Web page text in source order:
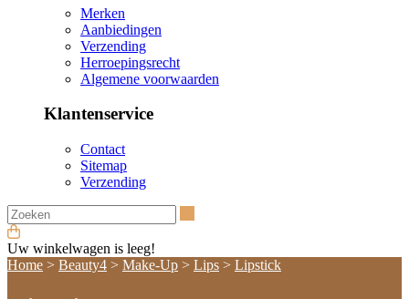
Merken
Aanbiedingen
Verzending
Herroepingsrecht
Algemene voorwaarden
Klantenservice
Contact
Sitemap
Verzending
Uw winkelwagen is leeg!
Home > Beauty4 > Make-Up > Lips > Lipstick